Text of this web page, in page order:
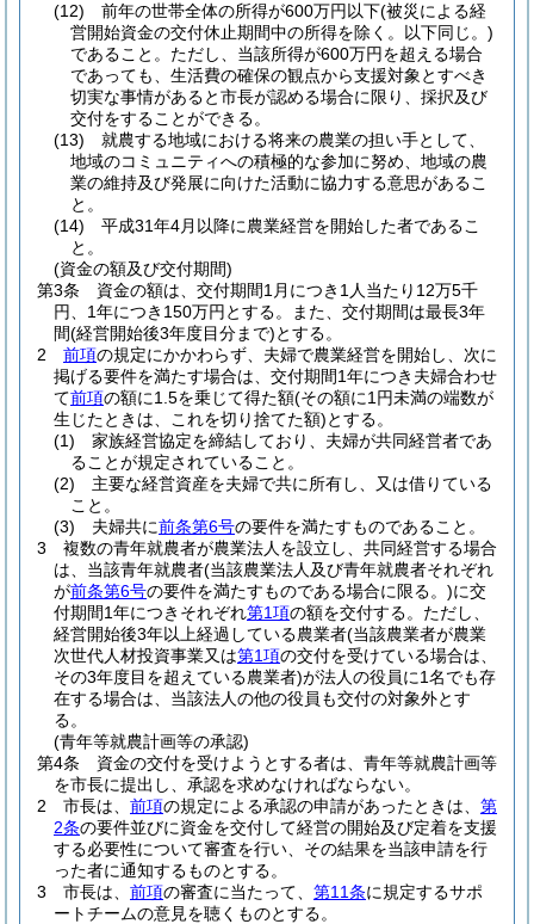
(12)
前年の世帯全体の所得が600万円以下(被災による経
営開始資金の交付休止期間中の所得を除く。以下同じ。)
であること。 ただし、当該所得が600万円を超える場合
であっても、生活費の確保の観点から支援対象とすべき
切実な事情があると市長が認める場合に限り、採択及び
交付をすることができる。
(13)
就農する地域における将来の農業の担い手として、
地域のコミュニティへの積極的な参加に努め、地域の農
業の維持及び発展に向けた活動に協力する意思があるこ
と。
(14)
平成31年4月以降に農業経営を開始した者であるこ
と。
(資金の額及び交付期間)
第3条
資金の額は、交付期間1月につき1人当たり12万5千
円、1年につき150万円とする。
また、交付期間は最長3年
間(経営開始後3年度目分まで)とする。
2
前項の規定にかかわらず、夫婦で農業経営を開始し、次に
掲げる要件を満たす場合は、交付期間1年につき夫婦合わせ
て前項の額に1.5を乗じて得た額(その額に1円未満の端数が
生じたときは、これを切り捨てた額)とする。
(1)
家族経営協定を締結しており、夫婦が共同経営者であ
ることが規定されていること。
(2)
主要な経営資産を夫婦で共に所有し、又は借りている
こと。
(3)
夫婦共に前条第6号の要件を満たすものであること。
3
複数の青年就農者が農業法人を設立し、共同経営する場合
は、当該青年就農者(当該農業法人及び青年就農者それぞれ
が前条第6号の要件を満たすものである場合に限る。)に交
付期間1年につきそれぞれ第1項の額を交付する。 ただし、
経営開始後3年以上経過している農業者(当該農業者が農業
次世代人材投資事業又は第1項の交付を受けている場合は、
その3年度目を超えている農業者)が法人の役員に1名でも存
在する場合は、当該法人の他の役員も交付の対象外とす
る。
(青年等就農計画等の承認)
第4条
資金の交付を受けようとする者は、青年等就農計画等
を市長に提出し、承認を求めなければならない。
2
市長は、 前項の規定による承認の申請があったときは、 第
2条の要件並びに資金を交付して経営の開始及び定着を支援
する必要性について審査を行い、その結果を当該申請を行
った者に通知するものとする。
3
市長は、 前項の審査に当たって、 第11条に規定するサポ
ートチームの意見を聴くものとする。